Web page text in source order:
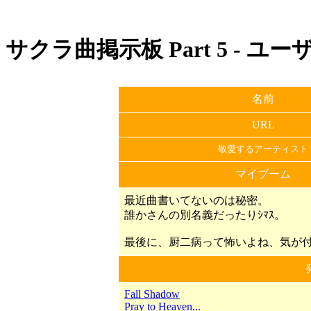
サクラ曲掲示板 Part 5 - ユー
名前
URL
敬愛するアーティスト
マイブーム
最近曲書いてないのは秘密。
誰かさんの別名義だったりｼﾏｽ。
最後に、厨二病って怖いよね、気が
Fall Shadow
Pray to Heaven...